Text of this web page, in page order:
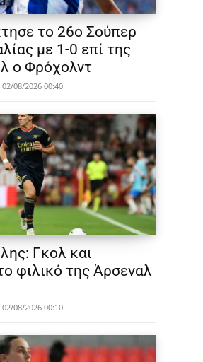
το 26ο Σούπερ
με 1-0 επί της
ο Φρόχολντ
02/08/2026 00:40
Γκολ και
φιλικό της Άρσεναλ
02/08/2026 00:10